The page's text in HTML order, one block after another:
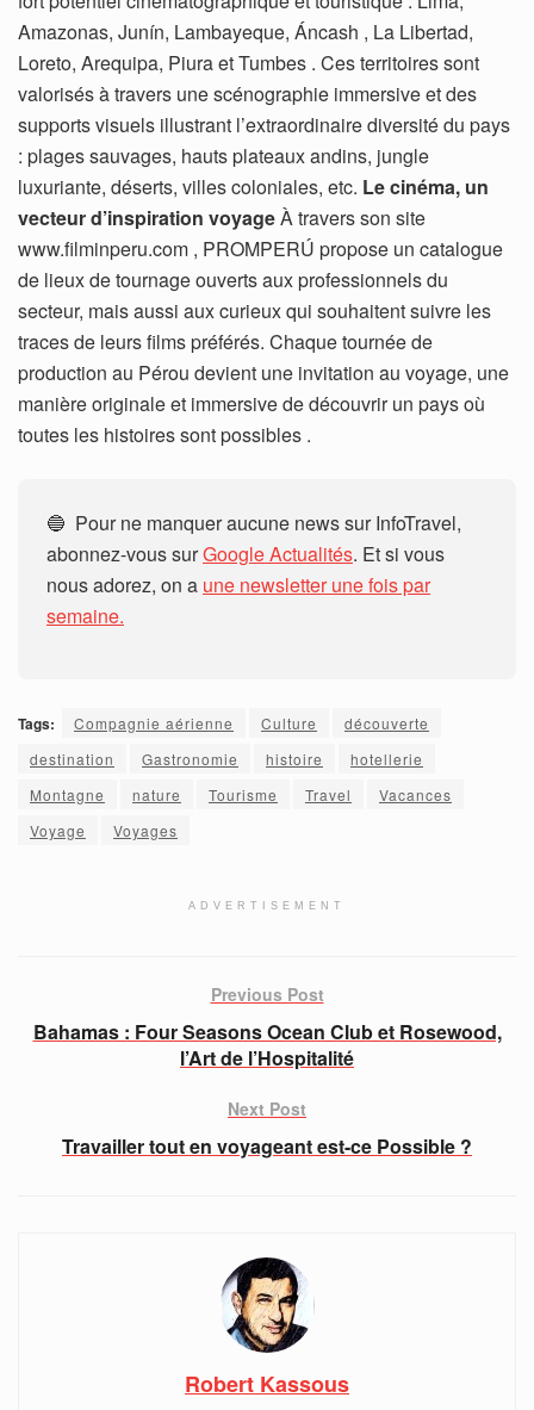
Amazonas, Junín, Lambayeque, Áncash , La Libertad,
Loreto, Arequipa, Piura et Tumbes . Ces territoires sont
valorisés à travers une scénographie immersive et des
supports visuels illustrant l’extraordinaire diversité du pays
: plages sauvages, hauts plateaux andins, jungle
luxuriante, déserts, villes coloniales, etc. Le cinéma, un
vecteur d’inspiration voyageÀ travers son site
www.filminperu.com , PROMPERÚ propose un catalogue
de lieux de tournage ouverts aux professionnels du
secteur, mais aussi aux curieux qui souhaitent suivre les
traces de leurs films préférés. Chaque tournée de
production au Pérou devient une invitation au voyage, une
manière originale et immersive de découvrir un pays où
toutes les histoires sont possibles .
🔵 Pour ne manquer aucune news sur InfoTravel,
abonnez-vous surGoogle Actualités. Et si vous
nous adorez, on a une newsletter une fois par
semaine.
Tags: Compagnie aérienne Culture
découverte
destination
Gastronomie histoire
hotellerie
Montagne
nature Tourisme Travel
Vacances
Voyage
Voyages
ADVERTISEMENT
Previous Post
Bahamas : Four Seasons Ocean Club et Rosewood,
l’Art de l’Hospitalité
Next Post
Travailler tout en voyageant est-ce Possible ?
Robert Kassous